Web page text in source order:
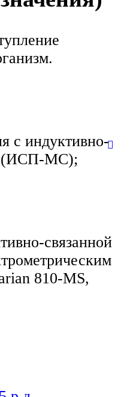
с индуктивно-
(ИСП-МС);
связанной
810-MS,